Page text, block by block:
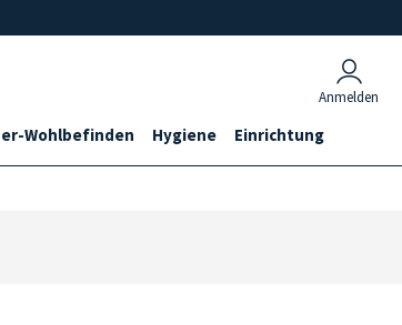
Anmelden
Wohlbefinden Hygiene Einrichtung